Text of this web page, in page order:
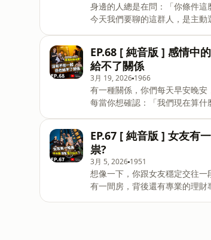
身邊的人總是在問：「你條件這麼好，怎麼還單身？」 好像單
今天我們要聊的這群人，是主動選擇把門關上的「蓄
新 YouTube 影片版同步放映中 https://www.youtube.com/@justsayit168?subconfirmation=1
============================= 『 你不說！我怎麼知道？ 』 是一個由「 歌手 - 小
丁丁 」和「 攝影師 - 傑森 」 三位個性鮮明的夥伴共同打造的 Podcast 頻道。 我們將用最輕鬆的方式，聊聊
EP.68 [ 純音版 ] 感情中
給不了關係
3月 19, 2026 1966
有一種關係，你們每天早安晚安，假日一
每當你想確認：「我們現在算什麼？」 對方總會用「我很喜歡現在的相處模式」、「我還
YouTube 影片版同步放映中 https://www.youtube.com/@justsayit168?subconfirmation=1
============================= 『 你不說！我怎麼知道？ 』 是一個由「 歌手 - 小祿 」
EP.67 [ 純音版 ] 女友有
祟?
3月 5, 2026 1951
想像一下，你跟女友穩定交往一段時間，
有一間房，背後還有專業的理財專員在幫她打理資產。 這本該